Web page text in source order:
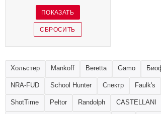
Хольстер Mankoff Beretta Gamo
NRA-FUD School Hunter Спектр Faulk's
ShotTime Peltor Randolph CASTELLANI